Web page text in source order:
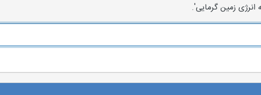
زمین گرمایی'.